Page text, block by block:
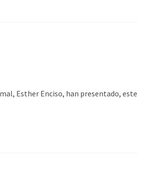
Esther Enciso, han presentado, este